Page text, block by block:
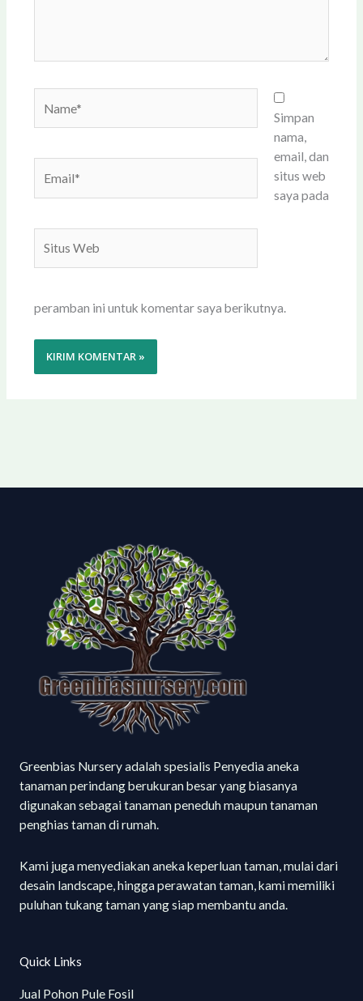
Web
Simpan
nama,
email, dan
situs web
saya pada
peramban ini untuk komentar saya berikutnya.
Greenbias Nursery adalah spesialis Penyedia aneka
tanaman perindang berukuran besar yang biasanya
digunakan sebagai tanaman peneduh maupun tanaman
penghias taman di rumah.
Kami juga menyediakan aneka keperluan taman, mulai dari
desain landscape, hingga perawatan taman, kami memiliki
puluhan tukang taman yang siap membantu anda.
Quick Links
Jual Pohon Pule Fosil